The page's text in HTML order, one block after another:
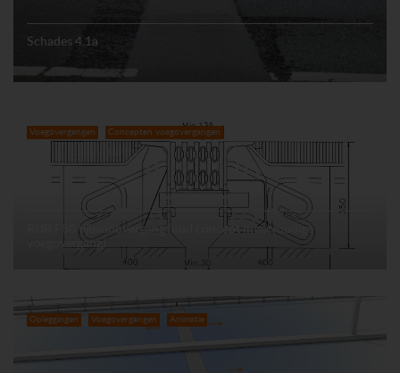
Schades 4.1a
Voegovergangen Concepten voegovergangen
RUB F80 rijbaanovergang (oud concept meervoudige
voegovergang)
Opleggingen Voegovergangen Animatie